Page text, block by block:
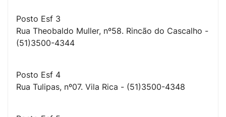
Posto Esf 3
Rua Theobaldo Muller, nº58. Rincão do Cascalho -
(51)3500-4344
Posto Esf 4
Rua Tulipas, nº07. Vila Rica - (51)3500-4348